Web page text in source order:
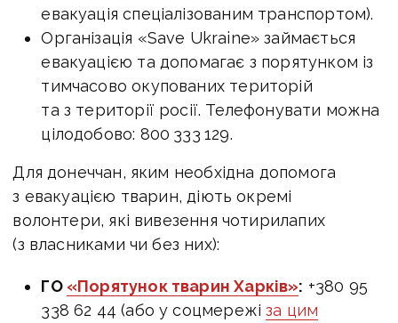
евакуація спеціалізованим транспортом).
Організація «Save Ukraine» займається
евакуацією та допомагає з порятунком із
тимчасово окупованих територій
та з території росії. Телефонувати можна
цілодобово: 800 333 129.
Для донеччан, яким необхідна допомога
з евакуацією тварин, діють окремі
волонтери, які вивезення чотирилапих
(з власниками чи без них):
ГО «Порятунок тварин Харків»: +380 95
338 62 44 (або у соцмережіза цим